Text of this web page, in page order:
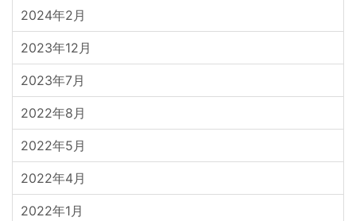
2024年2月
2023年12月
2023年7月
2022年8月
2022年5月
2022年4月
2022年1月